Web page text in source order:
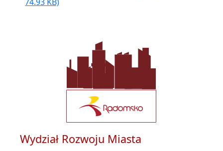
Wydział Rozwoju Miasta